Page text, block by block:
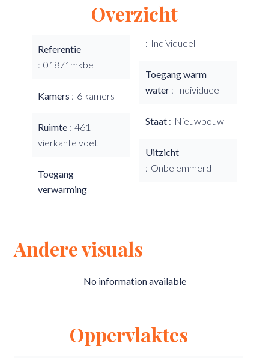
Overzicht
Referentie
01871mkbe
Kamers 6 kamers
Ruimte
461
vierkante voet
Toegang
verwarming
Individueel
Toegang warm
water
Individueel
Staat Nieuwbouw
Uitzicht
Onbelemmerd
Andere visuals
No information available
Oppervlaktes